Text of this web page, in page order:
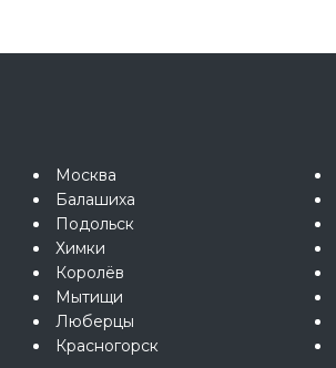
Москва
Балашиха
Подольск
Химки
Королёв
Мытищи
Люберцы
Красногорск